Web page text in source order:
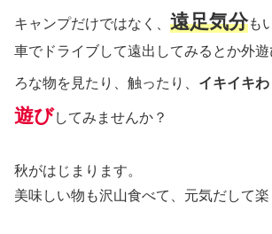
キャンプだけではなく、 遠足気分も
車でドライブして遠出してみるとか外
ろな物を見たり、触ったり、 イキイキわ
遊びしてみませんか？
秋がはじまります。
美味しい物も沢山食べて、元気だして